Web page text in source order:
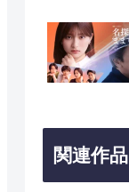
関連作品